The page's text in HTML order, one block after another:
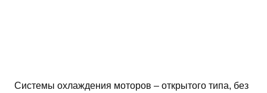
Системы охлаждения моторов – открытого типа, без